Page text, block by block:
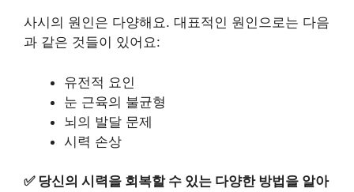
사시의 원인은 다양해요. 대표적인 원인으로는 다음
과 같은 것들이 있어요:
유전적 요인
눈 근육의 불균형
뇌의 발달 문제
시력 손상
✅ 당신의 시력을 회복할 수 있는 다양한 방법을 알아